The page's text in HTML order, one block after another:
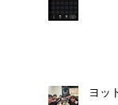
ヨッ